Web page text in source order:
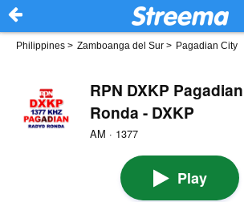
Philippines > Zamboanga del Sur > Pagadian City
RPN DXKP
Ronda - DXKP
AM · 1377
Play